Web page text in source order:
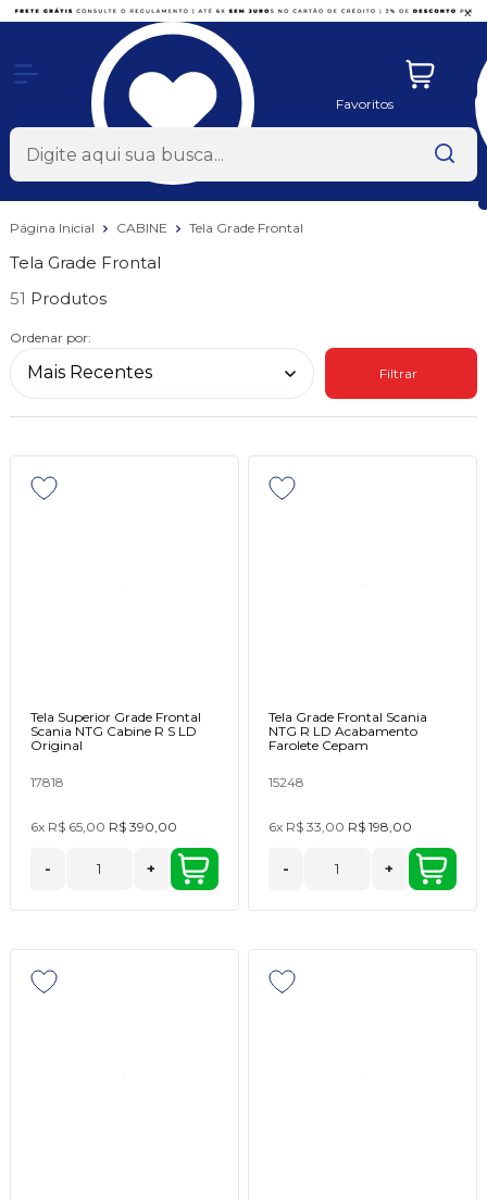
x
Favoritos
Página Inicial CABINE Tela Grade Frontal
Tela Grade Frontal
51
Ordenar por:
Filtrar
Tela Superior Grade Frontal
Scania NTG Cabine R S LD
Original
17818
6x R$ 65,00 R$ 390,00
- +
Tela Grade Frontal Scania
NTG R LD Acabamento
Farolete Cepam
15248
6x R$ 33,00 R$ 198,00
- +